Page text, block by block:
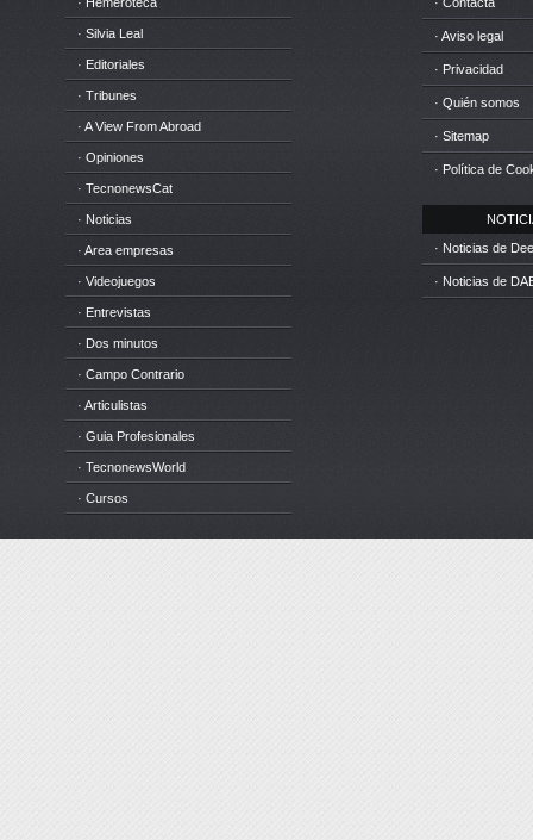
· Silvia Leal
· Editoriales
· Tribunes
· A View From Abroad
· Opiniones
· TecnonewsCat
· Noticias
· Area empresas
· Videojuegos
· Entrevistas
· Dos minutos
· Campo Contrario
· Articulistas
· Guia Profesionales
· TecnonewsWorld
· Cursos
· Aviso legal
· Privacidad
· Quién somos
· Sitemap
· Política de
· Noticias de
· Noticias de